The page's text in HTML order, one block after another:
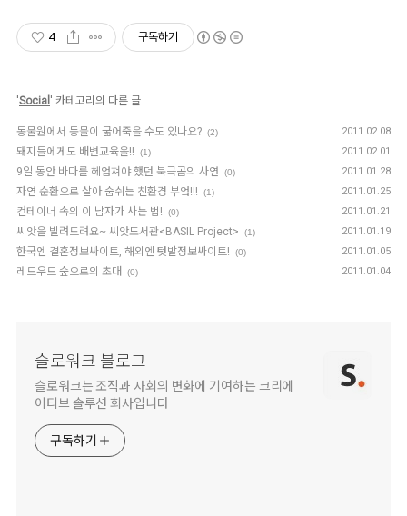
4 구독하기
'Social ' 카테고리의 다른 글
동물원에서 동물이 굶어죽을 수도 있나요? (2) 2011.02.08
돼지들에게도 배변교육을!! (1) 2011.02.01
9일 동안 바다를 헤엄쳐야 했던 북극곰의 사연 (0) 2011.01.28
자연 순환으로 살아 숨쉬는 친환경 부엌!!! (1) 2011.01.25
컨테이너 속의 이 남자가 사는 법! (0) 2011.01.21
씨앗을 빌려드려요~ 씨앗도서관<BASIL Project> (1) 2011.01.19
한국엔 결혼정보싸이트, 해외엔 텃밭정보싸이트! (0) 2011.01.05
레드우드 숲으로의 초대 (0) 2011.01.04
슬로워크 블로그
슬로워크는 조직과 사회의 변화에 기여하는 크리에
이티브 솔루션 회사입니다
구독하기